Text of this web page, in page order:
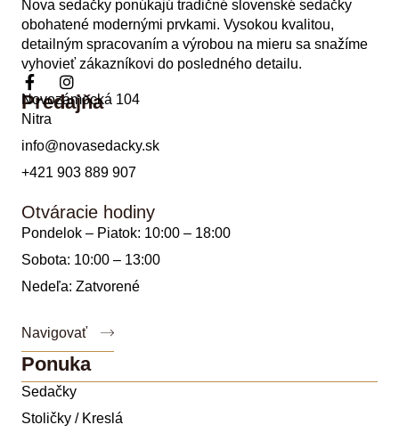
Nova sedačky ponúkajú tradičné slovenské sedačky
obohatené modernými prvkami. Vysokou kvalitou,
detailným spracovaním a výrobou na mieru sa snažíme
vyhovieť zákazníkovi do posledného detailu.
Predajňa
Novozámocká 104
Nitra
info@novasedacky.sk
+421 903 889 907
Otváracie hodiny
Pondelok – Piatok: 10:00 – 18:00
Sobota: 10:00 – 13:00
Nedeľa: Zatvorené
Navigovať
Ponuka
Sedačky
Stoličky / Kreslá